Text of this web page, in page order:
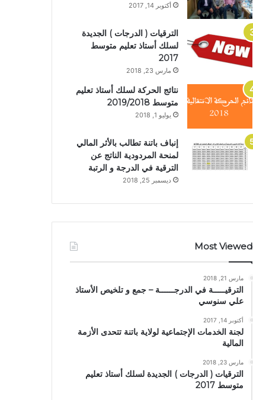
أكتوبر 14, 2017
الترقيات ( الدرجات ) الجديدة
لسلك أستاذ تعليم متوسط
2017
مارس 23, 2018
نتائج الحركة لسلك أستاذ تعليم
متوسط 2019/2018
يوليو 1, 2018
إنباف باتنة تطالب بالأثر المالي
لمنحة المردودية الناتج عن
الترقية في الدرجة و الرتبة
ديسمبر 25, 2018
Most Viewed
مارس 21, 2018
الترقيـــــة في الدرجــــــة – جمع و تلخيص الأستاذ
علي سنوسي
أكتوبر 14, 2017
لجنة الخدمات الإجتماعية لولاية باتنة تتحدى الأزمة
المالية
مارس 23, 2018
الترقيات ( الدرجات ) الجديدة لسلك أستاذ تعليم
متوسط 2017